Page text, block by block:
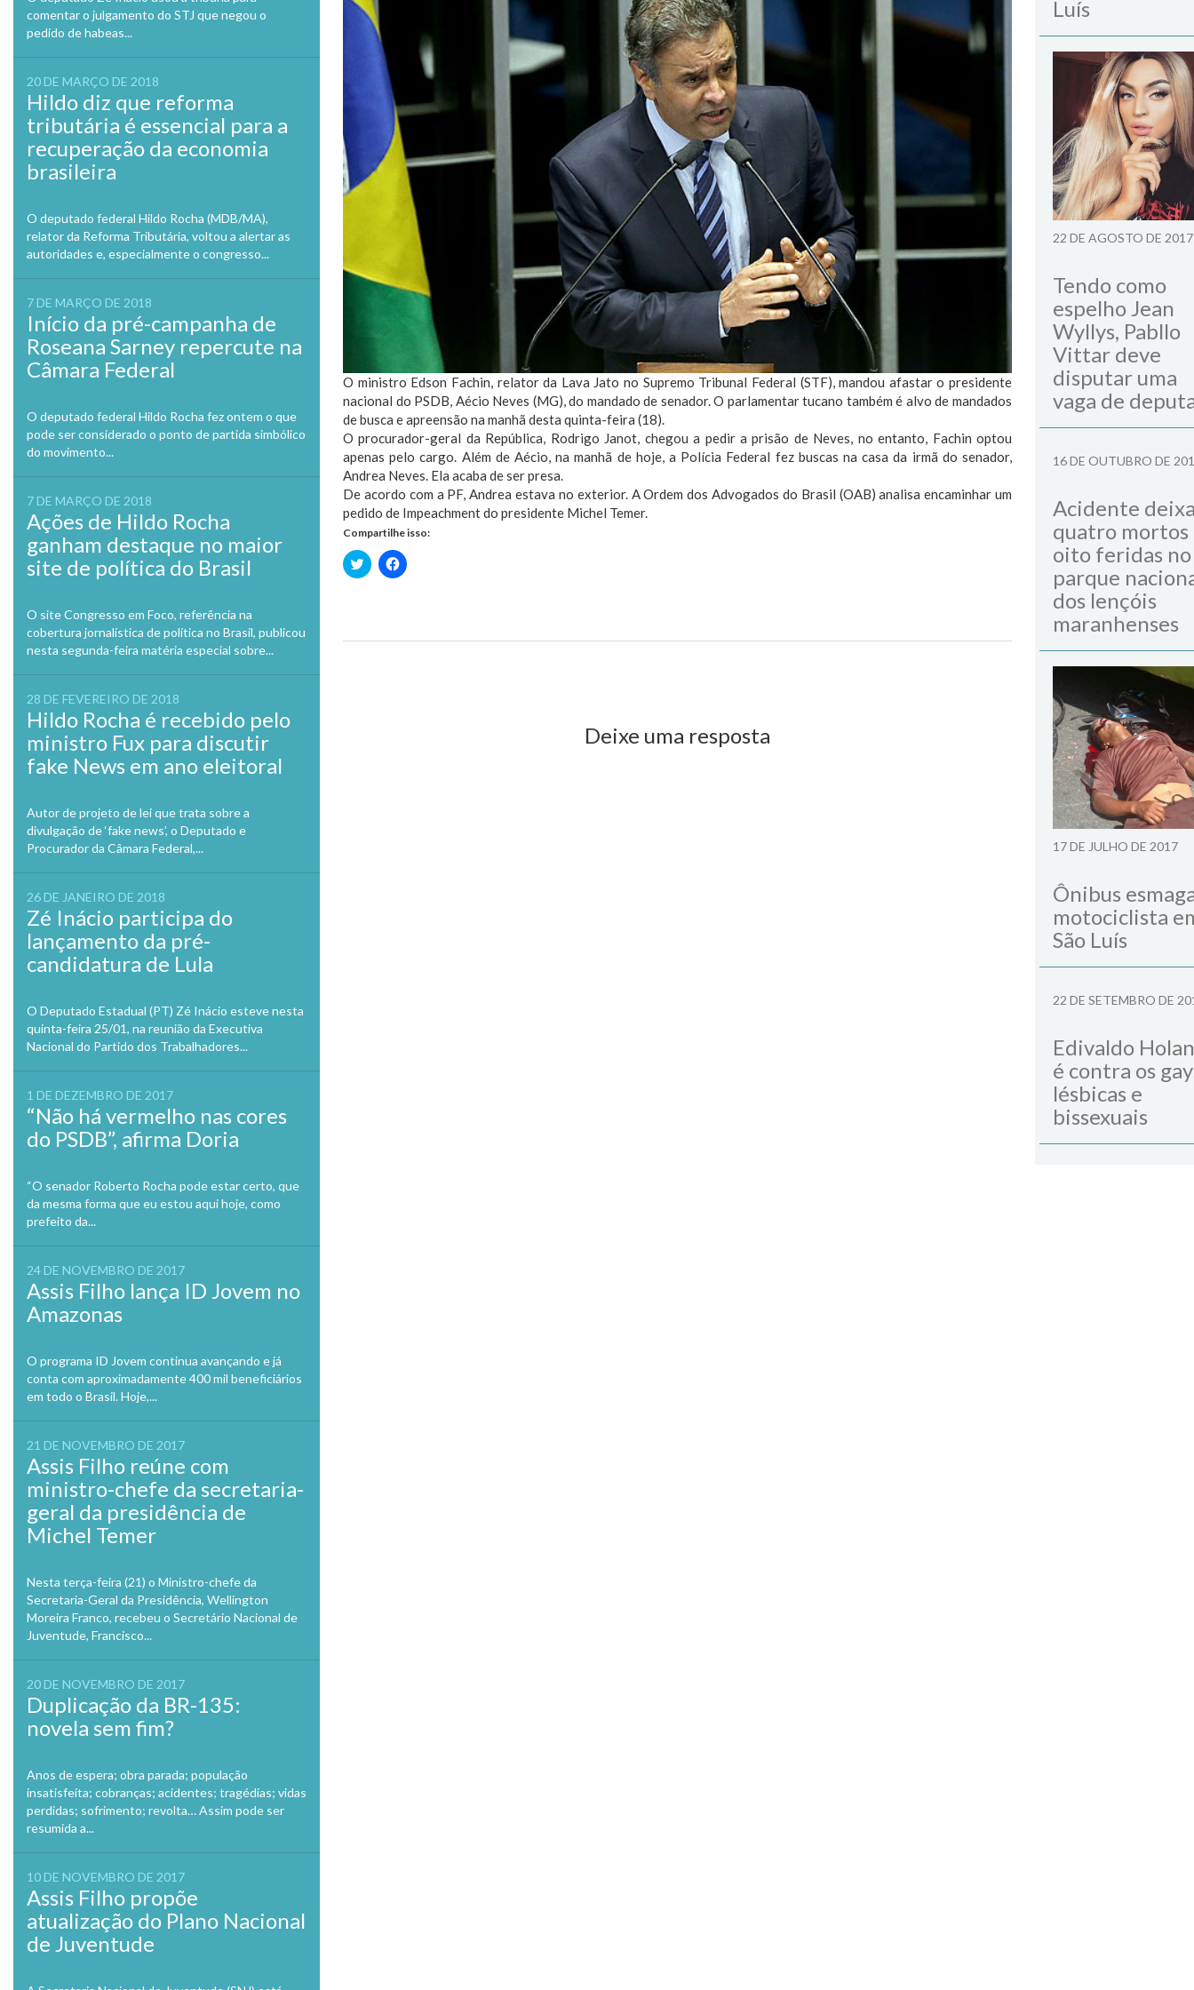
comentar o julgamento do STJ que negou o
pedido de habeas...
20 DE MARÇO DE 2018
Hildo diz que reforma
tributária é essencial para a
recuperação da economia
brasileira
O deputado federal Hildo Rocha (MDB/MA),
relator da Reforma Tributária, voltou a alertar as
autoridades e, especialmente o congresso...
7 DE MARÇO DE 2018
Início da pré-campanha de
Roseana Sarney repercute na
Câmara Federal
O deputado federal Hildo Rocha fez ontem o que
pode ser considerado o ponto de partida simbólico
do movimento...
7 DE MARÇO DE 2018
Ações de Hildo Rocha
ganham destaque no maior
site de política do Brasil
O site Congresso em Foco, referência na
cobertura jornalística de política no Brasil, publicou
nesta segunda-feira matéria especial sobre...
28 DE FEVEREIRO DE 2018
Hildo Rocha é recebido pelo
ministro Fux para discutir
fake News em ano eleitoral
Autor de projeto de lei que trata sobre a
divulgação de ‘fake news’, o Deputado e
Procurador da Câmara Federal,...
26 DE JANEIRO DE 2018
Zé Inácio participa do
lançamento da pré-
candidatura de Lula
O Deputado Estadual (PT) Zé Inácio esteve nesta
quinta-feira 25/01, na reunião da Executiva
Nacional do Partido dos Trabalhadores...
1 DE DEZEMBRO DE 2017
“Não há vermelho nas cores
do PSDB”, afirma Doria
“O senador Roberto Rocha pode estar certo, que
da mesma forma que eu estou aqui hoje, como
prefeito da...
24 DE NOVEMBRO DE 2017
Assis Filho lança ID Jovem no
Amazonas
O programa ID Jovem continua avançando e já
conta com aproximadamente 400 mil beneficiários
em todo o Brasil. Hoje,...
21 DE NOVEMBRO DE 2017
Assis Filho reúne com
ministro-chefe da secretaria-
geral da presidência de
Michel Temer
Nesta terça-feira (21) o Ministro-chefe da
Secretaria-Geral da Presidência, Wellington
Moreira Franco, recebeu o Secretário Nacional de
Juventude, Francisco...
20 DE NOVEMBRO DE 2017
Duplicação da BR-135:
novela sem fim?
Anos de espera; obra parada; população
insatisfeita; cobranças; acidentes; tragédias; vidas
perdidas; sofrimento; revolta… Assim pode ser
resumida a...
10 DE NOVEMBRO DE 2017
Assis Filho propõe
atualização do Plano Nacional
de Juventude
O ministro Edson Fachin, relator da Lava Jato no Supremo Tribunal Federal (STF), mandou afastar o presidente
nacional do PSDB, Aécio Neves (MG), do mandado de senador. O parlamentar tucano também é alvo de mandados
de busca e apreensão na manhã desta quinta-feira (18).
O procurador-geral da República, Rodrigo Janot, chegou a pedir a prisão de Neves, no entanto, Fachin optou
apenas pelo cargo. Além de Aécio, na manhã de hoje, a Polícia Federal fez buscas na casa da irmã do senador,
Andrea Neves. Ela acaba de ser presa.
De acordo com a PF, Andrea estava no exterior. A Ordem dos Advogados do Brasil (OAB) analisa encaminhar um
pedido de Impeachment do presidente Michel Temer.
Compartilhe isso:
Clique
para
janela)
Clique
para
janela)
Deixe uma resposta
Luís
22 DE AGOSTO DE 2017
Tendo como
espelho Jean
Wyllys, Pabllo
Vittar deve
disputar uma
vaga de
16 DE OUTUBRO DE
Acidente
quatro mortos
oito feridas no
parque
dos lençóis
maranhenses
17 DE JULHO DE 2017
Ônibus
motociclista
São Luís
22 DE SETEMBRO DE
Edivaldo
é contra os
lésbicas e
bissexuais